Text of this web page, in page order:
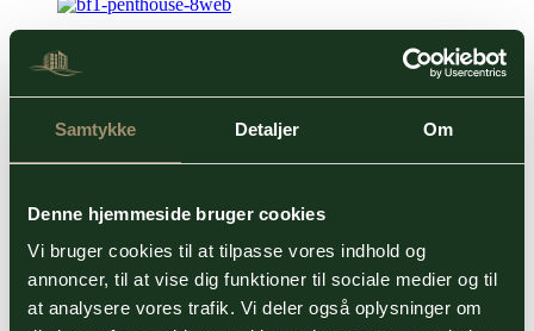
Samtykke Detaljer Om
Denne hjemmeside bruger cookies
Vi bruger cookies til at tilpasse vores indhold og
annoncer, til at vise dig funktioner til sociale medier og til
at analysere vores trafik. Vi deler også oplysninger om